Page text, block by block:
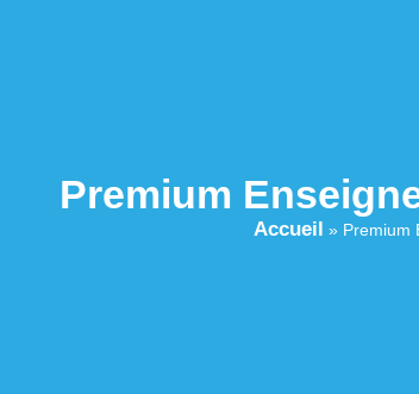
Premium
Accueil » Premium